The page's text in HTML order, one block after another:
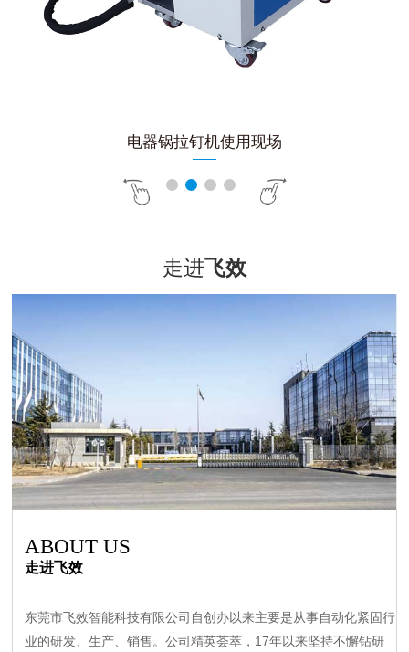
电器锅拉钉机使用现场
走进飞效
ABOUT US
走进飞效
东莞市飞效智能科技有限公司自创办以来主要是从事自动化紧固行
业的研发、生产、销售。公司精英荟萃，17年以来坚持不懈钻研